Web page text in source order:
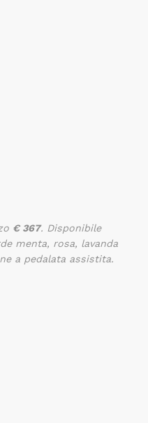
€ 367. Disponibile
menta, rosa, lavanda
a pedalata assistita.